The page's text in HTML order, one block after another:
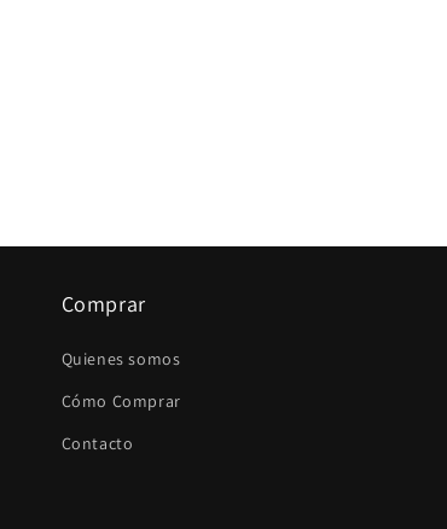
Comprar
Quienes somos
Cómo Comprar
Contacto